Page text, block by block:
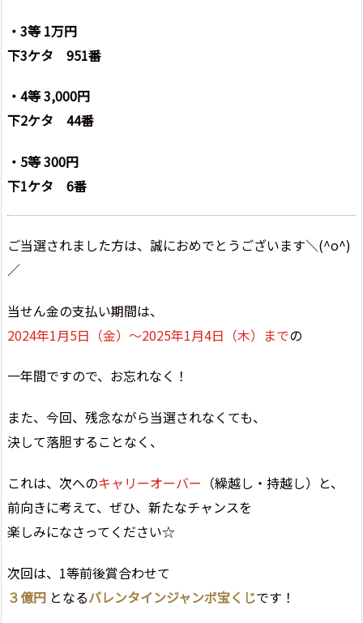
・3等 1万円
下3ケタ 951番
・4等 3,000円
下2ケタ 44番
・5等 300円
下1ケタ 6番
ご当選されました方は、誠におめでとうございます＼(^o^)
／
当せん金の支払い期間は、
2024年1月5日（金）～2025年1月4日（木）までの
一年間ですので、お忘れなく！
また、今回、残念ながら当選されなくても、
決して落胆することなく、
これは、次へのキャリーオーバー （繰越し・持越し）と、
前向きに考えて、ぜひ、新たなチャンスを
楽しみになさってください☆
次回は、1等前後賞合わせて
３億円 となるバレンタインジャンボ宝くじです！